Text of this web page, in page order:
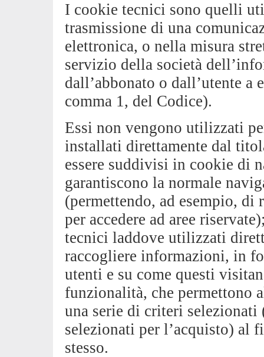
I cookie tecnici sono quelli
trasmissione di una
elettronica, o nella misura
servizio della società
dall’abbonato o dall’utente a
comma 1, del Codice).
Essi non vengono utilizzati
installati direttamente dal
essere suddivisi in cookie di
garantiscono la normale
(permettendo, ad esempio, di
per accedere ad aree
tecnici laddove utilizzati
raccogliere informazioni, in
utenti e su come questi
funzionalità, che permettono
una serie di criteri
selezionati per l’acquisto) al
stesso.